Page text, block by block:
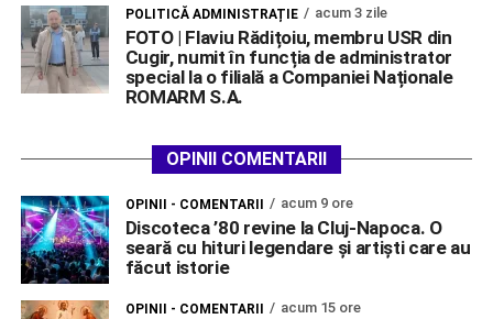
POLITICĂ ADMINISTRAȚIE acum 3 zile
FOTO | Flaviu Rădițoiu, membru USR din
Cugir, numit în funcția de administrator
special la o filială a Companiei Naționale
ROMARM S.A.
OPINII COMENTARII
OPINII - COMENTARII acum 9 ore
Discoteca ’80 revine la Cluj-Napoca. O
seară cu hituri legendare și artiști care au
făcut istorie
OPINII - COMENTARII acum 15 ore